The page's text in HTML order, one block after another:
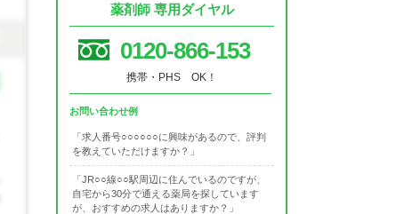
薬剤師 専用ダイヤル
0120-866-153
携帯・PHS OK！
お問い合わせ例
「求人番号○○○○○○に興味があるので、評判
を教えていただけますか？」
「JR○○線○○駅周辺に住んでいるのですが、
自宅から30分で通える薬局を探しています
が、おすすめの求人はありますか？」